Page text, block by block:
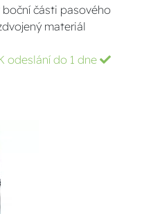
boční části pasového
materiál
odeslání do 1 dne